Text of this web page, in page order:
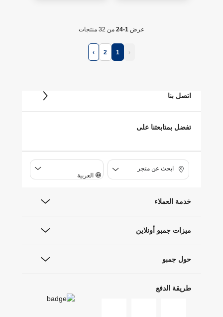
عرض من 32 منتجات
‹
1
2
›
اتصل بنا
تفضل بمتابعتنا على
ابحث عن متجر
العربية
خدمة العملاء
ميزات جمبو أونلاين
حول جمبو
طريقة الدفع